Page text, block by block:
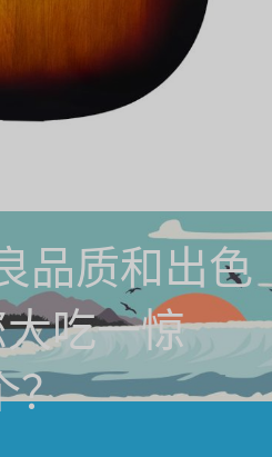
品质和出色
吃一惊
？